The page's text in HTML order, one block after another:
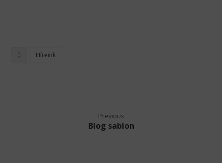
Híreink
Previous
Blog sablon